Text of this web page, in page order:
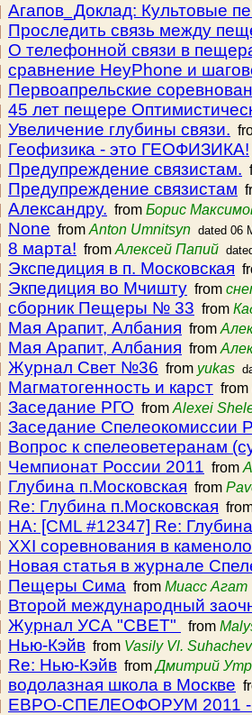
Агапов_Доклад: Культовые
Проследить связь между
О телефонной связи в
сравнение HeyPhone и
Первоапрельские
45 лет пещере
Увеличение глубины связи.
Геофизика - это ГЕОФИЗИКА!
Предупреждение связистам.
Предупреждение связистам
Александру. from Борис
None from Anton Umnitsyn dated 06
8 марта! from Алексей Папий
Экспедиция в п. Московская
Экпедиция во Мчишту from
сборник Пещеры № 33 from
Мая Арапит, Албания from
Мая Арапит, Албания from
Журнал Свет №36 from yukas
Магматогенность и карст from
Заседание РГО from Alexei
Заседание Спелеокомиссии
Вопрос к спелеоветеранам
Чемпионат России 2011 from
Глубина п.Московская from
Re: Глубина п.Московская
HA: [CML #12347] Re:
XXI соревнования в
Новая статья в журнале
Пещеры Сима from Миасс Агат
Второй международный
Журнал УСА "СВЕТ" from
Нью-Кэйв from Vasily Vl. Suhachev
Re: Нью-Кэйв fromДмитрий
водолазная школа в Москве
EBPO-СПЕЛЕОФОРУМ 2011